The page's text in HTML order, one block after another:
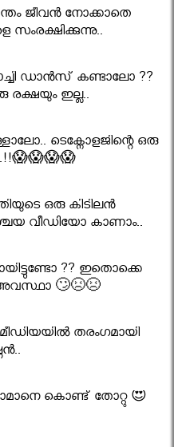
ജീവൻ നോക്കാതെ
സംരക്ഷിക്കുന്നു..
ഡാൻസ് കണ്ടാലോ ??
രക്ഷയും ഇല്ല..
ടെക്നോളജിന്റെ ഒരു
ഒരു കിടിലൻ
വീഡിയോ കാണാം..
?? ഇതൊക്കെ
🙄😣😣
തരംഗമായി
കൊണ്ട് തോറ്റു 😍